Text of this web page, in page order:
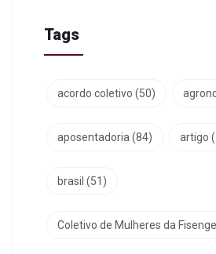
Tags
acordo coletivo (50)
aposentadoria(84) artigo
brasil (51)
Coletivo de Mulheres da Fisenge